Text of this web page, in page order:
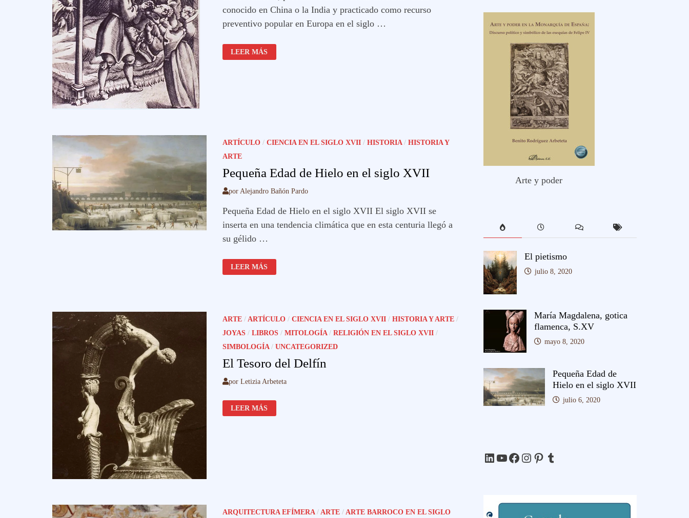
conocido en China o la India y practicado como recurso
preventivo popular en Europa en el siglo …
LA
INOCULACIÓN,
PRECURSORA
LEER MÁS
ARTÍCULO/ CIENCIA EN EL SIGLO XVII/ HISTORIA/ HISTORIA Y
ARTE
Pequeña Edad de Hielo en el siglo XVII
por Alejandro Bañón Pardo
Pequeña Edad de Hielo en el siglo XVII El siglo XVII se
inserta en una tendencia climática que en esta centuria llegó a
su gélido …
PEQUEÑA
EDAD
DE
LEER MÁS
ARTE/ ARTÍCULO/ CIENCIA EN EL SIGLO XVII/ HISTORIA Y ARTE/
JOYAS/ LIBROS/ MITOLOGÍA/ RELIGIÓN EN EL SIGLO XVII/
SIMBOLOGÍA/ UNCATEGORIZED
El Tesoro del Delfín
por Letizia Arbeteta
EL
TESORO
DEL
LEER MÁS
ARQUITECTURA EFÍMERA/ ARTE/ ARTE BARROCO EN EL SIGLO
Arte y poder
El pietismo
julio 8, 2020
María Magdalena, gotica
flamenca, S.XV
mayo 8, 2020
Pequeña Edad de
Hielo en el siglo XVII
julio 6, 2020
LinkedIn
YouTube
Facebook
Instagram
Pinterest
Tumblr